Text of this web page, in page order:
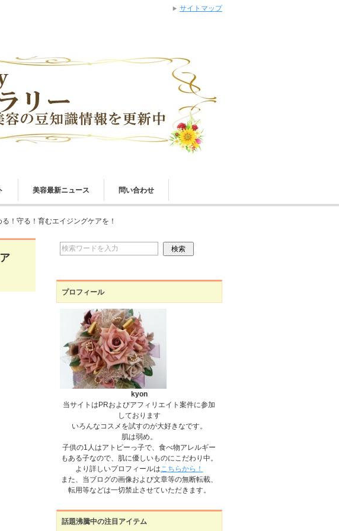
美容最新ニュース 問い合わせ
！守る！育むエイジングケアを！
プロフィール
kyon
当サイトはPRおよびアフィリエイト案件に参加
しております
いろんなコスメを試すのが大好きなです。
肌は弱め。
子供の1人はアトピーっ子で、食べ物アレルギー
もある子なので、肌に優しいものにこだわり中。
より詳しいプロフィールは こちらから！
また、当ブログの画像および文章等の無断転載、
転用等などは一切禁止させていただきます。
話題沸騰中の注目アイテム
サイトマップ